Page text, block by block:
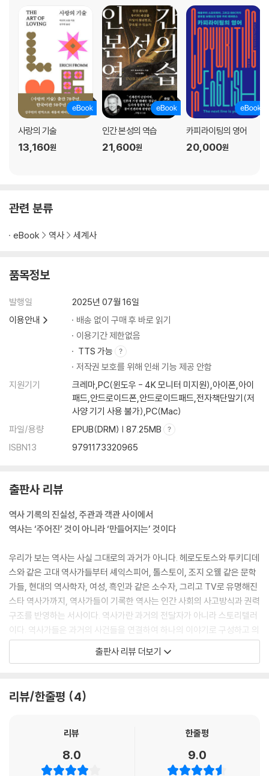
사랑의 기술
13,160원
인간 본성의 역습
21,600원
카피라이팅의 영어
20,000원
관련 분류
eBook 역사 세계사
품목정보
발행일
2025년 07월 16일
이용안내
배송 없이 구매 후 바로 읽기
이용기간 제한없음
TTS 가능
저작권 보호를 위해 인쇄 기능 제공 안함
지원기기
크레마,PC(윈도우 - 4K 모니터 미지원),아이폰,아이
패드,안드로이드폰,안드로이드패드,전자책단말기(저
사양 기기 사용 불가),PC(Mac)
파일/용량
EPUB(DRM) | 87.25MB
ISBN13
9791173320965
출판사 리뷰
역사 기록의 진실성, 주관과 객관 사이에서
역사는 ‘주어진’ 것이 아니라 ‘만들어지는’ 것이다
우리가 보는 역사는 사실 그대로의 과거가 아니다. 헤로도토스와 투키디데
스와 같은 고대 역사가들부터 셰익스피어, 톨스토이, 조지 오웰 같은 문학
가들, 현대의 역사학자, 여성, 흑인과 같은 소수자, 그리고 TV로 유명해진
스타 역사가까지, 역사가들이 기록한 역사는 인간 사회의 사고방식과 권력
구조를 반영하는 서사이다. 역사가란 과거의 전달자가 아니라 스토리텔러
이다. 역사가들은 과거의 사건들을 연결하여 하나의 이야기로 구성하고 의
미를 부여하는 역할을 한다. 이렇게 역사가들이 만든 무대를 통해 우리는
역사를 받아들이고, 자신의 정체성과 역사관을 형성한다. 역사라는 거대한
우리는 부지불식간에 ‘역사’라는 단어를 ‘과거’ 그 자체와 동일시하곤 한다.
인’ 저술이다. 역사학자 E. H. 카는 “역사를 연구하기 전에 먼저 역사학자를
사를 기록하는 사람들의 관점과 선택이 개입된 결과물이라는 뜻이다.
출판사 리뷰 더보기
리뷰/한줄평 4
리뷰
8.0
한줄평
9.0